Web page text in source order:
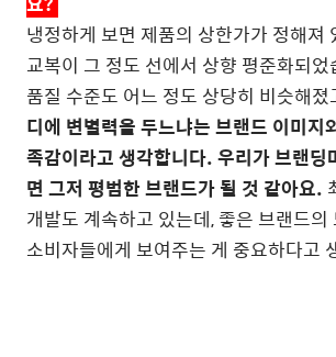
냉정하게 보면 제품의 상한가가 정해져
교복이 그 정도 선에서 상향 평준화되었
품질 수준도 어느 정도 상당히 비슷해졌
디에 변별력을 두느냐는 브랜드 이미지
족감이라고 생각합니다.우리가 브랜딩
면 그저 평범한 브랜드가 될 것 같아요.
개발도 계속하고 있는데,좋은 브랜드의
소비자들에게 보여주는 게 중요하다고